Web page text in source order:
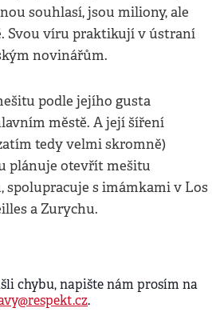
souhlasí, jsou miliony, ale
Svou víru praktikují v ústraní
novinářům.
podle jejího gusta
městě. A její šíření
tedy velmi skromně)
plánuje otevřít mešitu
spolupracuje s imámkami v Los
a Zurychu.
chybu, napište nám prosím na
.